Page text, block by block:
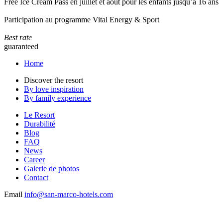
Free Ice Cream Pass en juillet et août pour les enfants jusqu’à 16 ans
Participation au programme Vital Energy & Sport
Best rate
guaranteed
Home
Discover the resort
By love inspiration
By family experience
Le Resort
Durabilité
Blog
FAQ
News
Career
Galerie de photos
Contact
Email info@san-marco-hotels.com